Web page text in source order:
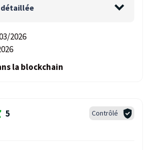
2026
la blockchain
5 Contrôlé